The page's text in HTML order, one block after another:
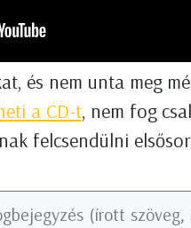
és nem unta meg
a CD-t, nem fog
felcsendülni
(írott